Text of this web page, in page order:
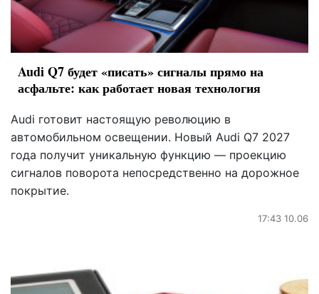
Audi Q7 будет «писать» сигналы прямо на
асфальте: как работает новая технология
Audi готовит настоящую революцию в
автомобильном освещении. Новый Audi Q7 2027
года получит уникальную функцию — проекцию
сигналов поворота непосредственно на дорожное
покрытие.
17:43 10.06